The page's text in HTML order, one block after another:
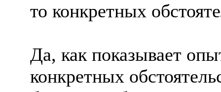
то конкретных
Да, как показывает
конкретных